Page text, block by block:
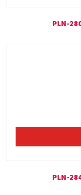
PLN-
PLN-